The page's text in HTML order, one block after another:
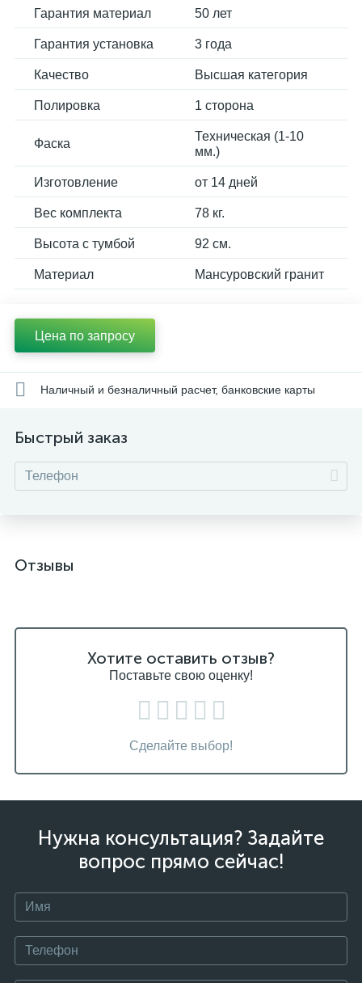
Гарантия материал 50 лет
Гарантия установка 3 года
Качество Высшая категория
Полировка 1 сторона
Фаска
Техническая (1-10
мм.)
Изготовление от 14 дней
Вес комплекта 78 кг.
Высота с тумбой 92 см.
Материал Мансуровский гранит
Цена по запросу
Наличный и безналичный расчет, банковские карты
Быстрый заказ
Отзывы
Хотите оставить отзыв?
Поставьте свою оценку!
Сделайте выбор!
Нужна консультация? Задайте
вопрос прямо сейчас!